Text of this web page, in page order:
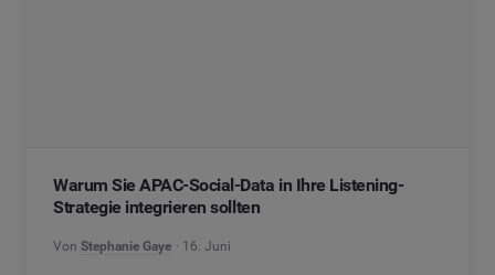
Warum Sie APAC-Social-Data in Ihre Listening-
Strategie integrieren sollten
Von Stephanie Gaye 16. Juni